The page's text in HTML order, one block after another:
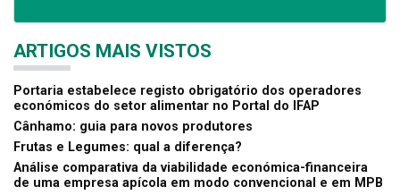
ARTIGOS MAIS VISTOS
Portaria estabelece registo obrigatório dos operadores
económicos do setor alimentar no Portal do IFAP
Cânhamo: guia para novos produtores
Frutas e Legumes: qual a diferença?
Análise comparativa da viabilidade económica-financeira
de uma empresa apícola em modo convencional e em MPB